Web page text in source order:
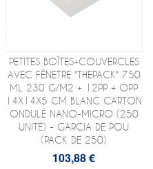
PETITES BOÎTES+COUVERCLES
AVEC FÊNETRE "THEPACK" 750
ML 230 G/M2 + 12PP + OPP
14X14X5 CM BLANC CARTON
ONDULÉ NANO-MICRO (250
UNITÉ) - GARCIA DE POU
(PACK DE 250)
103,88 €